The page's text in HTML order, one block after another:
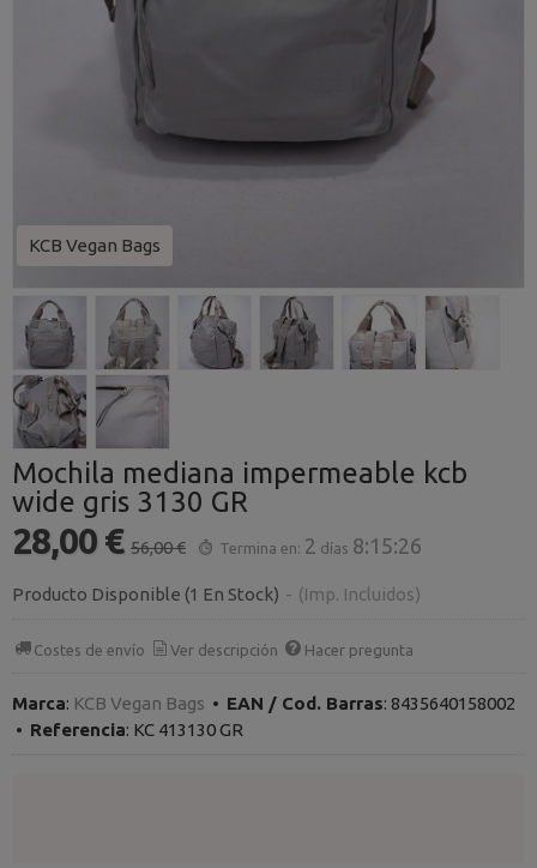
KCB Vegan Bags
Mochila mediana impermeable kcb
wide gris 3130 GR
28,00 € 56,00 € Termina en: 2 días 8:15:25
Producto Disponible (1 En Stock) - (Imp. Incluidos)
Costes de envío Ver descripción Hacer pregunta
Marca: KCB Vegan Bags • EAN / Cod. Barras: 8435640158002
• Referencia: KC 413130 GR